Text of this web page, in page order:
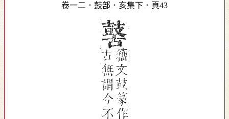
卷一二．鼓部．亥集下．頁43